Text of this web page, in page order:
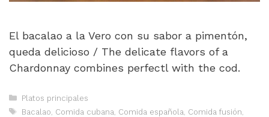
El bacalao a la Vero con su sabor a pimentón,
queda delicioso / The delicate flavors of a
Chardonnay combines perfectl with the cod.
Categorías
Platos principales
Etiquetas
Bacalao Comida cubana Comida española Comida fusión